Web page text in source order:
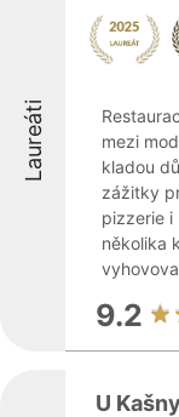
Laureáti
mezi
kladou
zážitky
pizzerie i
několika
9.2
U Kašny